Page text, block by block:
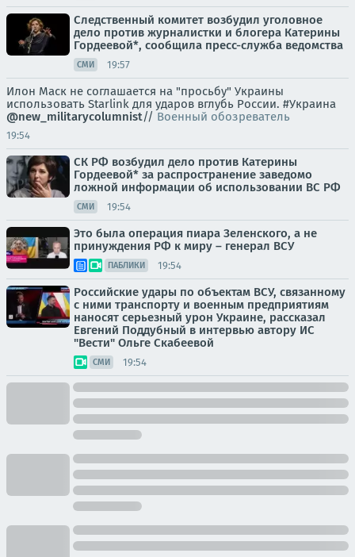
Следственный комитет возбудил уголовное
дело против журналистки и блогера Катерины
Гордеевой*, сообщила пресс-служба ведомства
СМИ 19:57
Илон Маск не соглашается на "просьбу" Украины
использовать Starlink для ударов вглубь России. #Украина
@new_militarycolumnist// Военный обозреватель
19:54
СК РФ возбудил дело против Катерины
Гордеевой* за распространение заведомо
ложной информации об использовании ВС РФ
СМИ 19:54
Это была операция пиара Зеленского, а не
принуждения РФ к миру – генерал ВСУ
ПАБЛИКИ 19:54
Российские удары по объектам ВСУ, связанному
с ними транспорту и военным предприятиям
наносят серьезный урон Украине, рассказал
Евгений Поддубный в интервью автору ИС
"Вести" Ольге Скабеевой
СМИ 19:54